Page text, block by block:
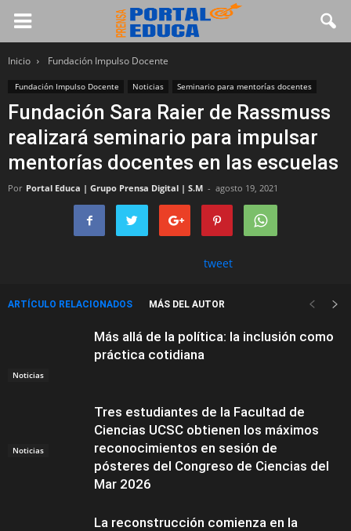
Inicio Fundación Impulso Docente
Fundación Impulso Docente Noticias Seminario para mentorías docentes
Fundación Sara Raier de Rassmuss
realizará seminario para impulsar
mentorías docentes en las escuelas
Por Portal Educa | Grupo Prensa Digital | S.M - agosto 19, 2021
tweet
ARTÍCULO RELACIONADOS MÁS DEL AUTOR
Noticias
Más allá de la política: la inclusión como
práctica cotidiana
Noticias
Tres estudiantes de la Facultad de
Ciencias UCSC obtienen los máximos
reconocimientos en sesión de
pósteres del Congreso de Ciencias del
Mar 2026
La reconstrucción comienza en la